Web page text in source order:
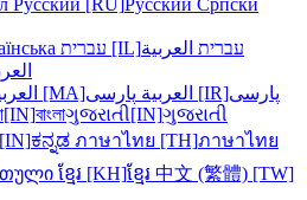
עברית [IL] עברית العربية
العربية [MA] العربية پارسی [IR]پارسی
বাংলাગુજરાતી[IN]ગુજરાતી
ಕನ್ನಡ ภาษาไทย [TH]ภาษาไทย
ខ្មែរ [KH]ខ្មែរ 中文 (繁體) [TW]